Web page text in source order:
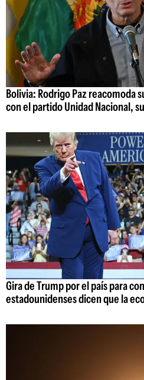
Bolivia: Rodrigo Paz reacomoda
con el partido Unidad Nacional,
Gira de Trump por el país para
estadounidenses dicen que la